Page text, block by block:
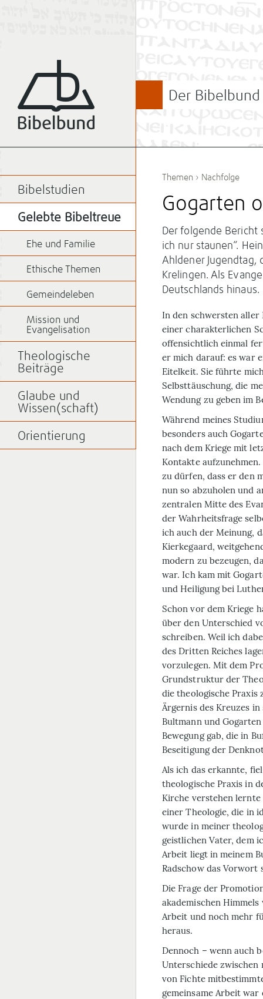
Der Bibelbund
Themen › Nachfolge
Gogarten
Der folgende Bericht
ich nur staunen“.
Ahldener Jugendtag,
Krelingen. Als
Deutschlands hinaus.
In den schwersten
einer charakterlichen
offensichtlich einmal
er mich darauf: es war
Eitelkeit. Sie führte
Selbsttäuschung, die
Wendung zu geben im
Während meines
besonders auch
nach dem Kriege mit
Kontakte
zu dürfen, dass er den
nun so abzuholen und
zentralen Mitte des
der Wahrheitsfrage
ich auch der Meinung,
Kierkegaard,
modern zu bezeugen,
war. Ich kam mit
und Heiligung bei
Schon vor dem Kriege
über den Unterschied
schreiben. Weil ich
des Dritten Reiches
vorzulegen. Mit dem
Grundstruktur der
die theologische Praxis
Ärgernis des Kreuzes
Bultmann und
Bewegung gab, die in
Beseitigung der
Als ich das erkannte,
theologische Praxis in
Kirche verstehen lernte
einer Theologie, die in
wurde in meiner
geistlichen Vater, dem
Arbeit liegt in meinem
Radschow das Vorwort
Die Frage der
akademischen
Arbeit und noch mehr
heraus.
Dennoch – wenn auch
Un­ter­schiede
von Fichte
gemeinsame Arbeit
Bibelstudien
Gelebte Bibeltreue
Ehe und Familie
Ethische Themen
Gemeindeleben
Mission und
Evangelisation
Theologische
Beiträge
Glaube und
Wissen(schaft)
Orientierung